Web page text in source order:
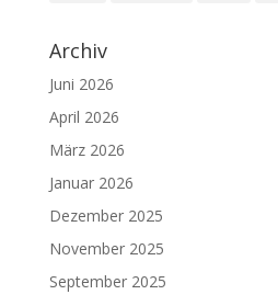
Archiv
Juni 2026
April 2026
März 2026
Januar 2026
Dezember 2025
November 2025
September 2025